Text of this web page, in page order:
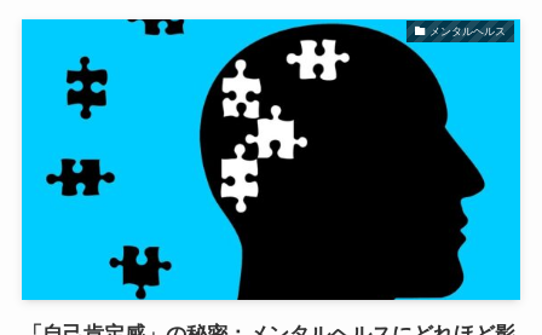
メンタルヘルス